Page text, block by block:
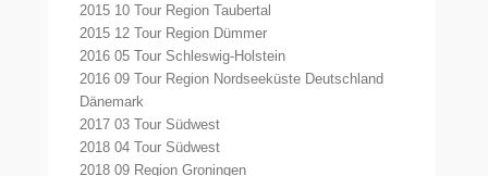
2015 10 Tour Region Taubertal
2015 12 Tour Region Dümmer
2016 05 Tour Schleswig-Holstein
2016 09 Tour Region Nordseeküste Deutschland
Dänemark
2017 03 Tour Südwest
2018 04 Tour Südwest
2018 09 Region Groningen